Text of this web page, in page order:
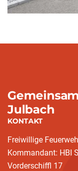
Julbach
KONTAKT
Freiwillige
Kommandant: HBI
Vorderschiffl 17